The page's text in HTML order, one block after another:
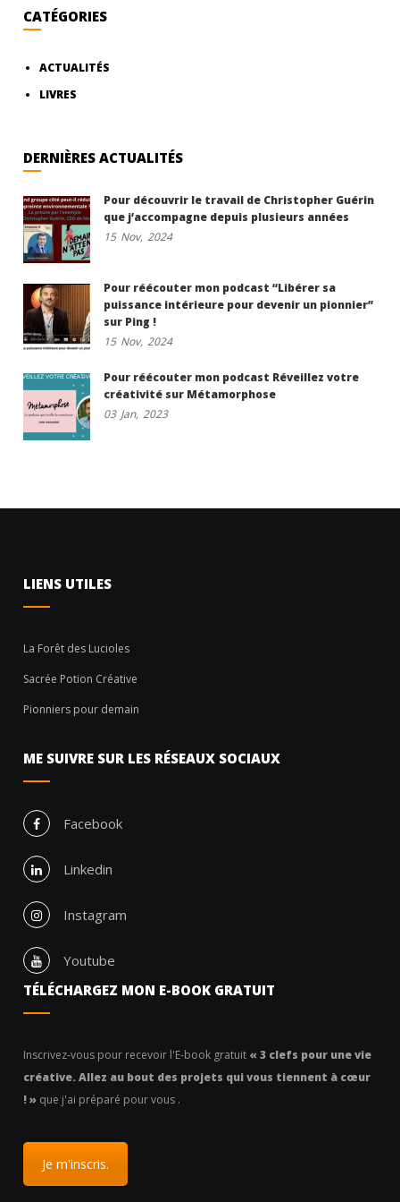
CATÉGORIES
ACTUALITÉS
LIVRES
DERNIÈRES ACTUALITÉS
Pour découvrir le travail de Christopher Guérin
que j’accompagne depuis plusieurs années
15 Nov, 2024
Pour réécouter mon podcast “Libérer sa
puissance intérieure pour devenir un pionnier”
sur Ping !
15 Nov, 2024
Pour réécouter mon podcast Réveillez votre
créativité sur Métamorphose
03 Jan, 2023
LIENS UTILES
La Forêt des Lucioles
Sacrée Potion Créative
Pionniers pour demain
ME SUIVRE SUR LES RÉSEAUX SOCIAUX
Facebook
Linkedin
Instagram
Youtube
TÉLÉCHARGEZ MON E-BOOK GRATUIT
Inscrivez-vous pour recevoir l'E-book gratuit « 3 clefs pour une vie
créative. Allez au bout des projets qui vous tiennent à cœur
! » que j'ai préparé pour vous .
Je m'inscris.